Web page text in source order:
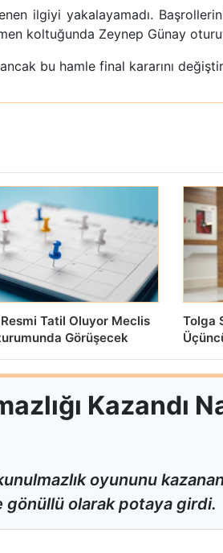
ilgiyi yakalayamadı.
koltuğunda Zeynep Günay
bu hamle final kararını
Tatil Oluyor Meclis
Görüşecek
Tolga
Kazandı
oyununu
gönüllü olarak potaya girdi.
Kazandı Nagihan ve Sercan Eleme